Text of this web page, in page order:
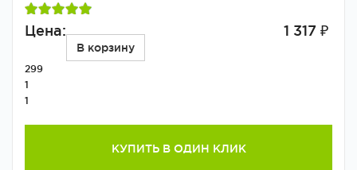
Цена: 1 317 ₽
В корзину
299
1
1
КУПИТЬ В ОДИН КЛИК